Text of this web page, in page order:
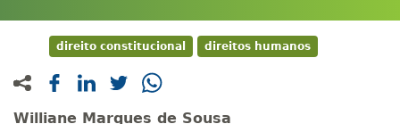
direito constitucional direitos humanos
Williane Marques de Sousa